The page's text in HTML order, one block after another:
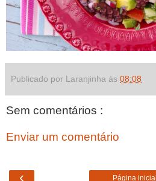
Publicado por Laranjinha às 08:08
Sem comentários :
Enviar um comentário
‹ Página inicial